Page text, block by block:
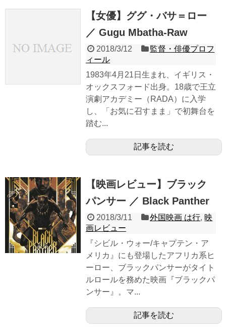
【女優】ググ・バサ＝ロー
／ Gugu Mbatha-Raw
2018/3/12
監督・俳優プロフ
ィール
1983年4月21日生まれ、イギリス・
オックスフォード出身。18歳で王立
演劇アカデミー（RADA）に入学
し、「お気に召すまま」で初舞台を
踏む...
記事を読む
【映画レビュー】ブラック
パンサー ／ Black Panther
2018/3/11 外国映画 は行, 映
画レビュー
『シビル・ウォー/キャプテン・ア
メリカ』にも登場したアフリカ系ヒ
ーロー、ブラックパンサーがタイト
ルロールを務めた映画『ブラックパ
ンサー』。マ...
記事を読む